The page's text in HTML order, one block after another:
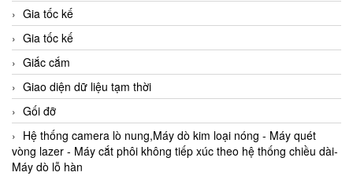
Gia tốc kế
Gia tốc kế
Giắc cắm
Giao diện dữ liệu tạm thời
Gối đỡ
Hệ thống camera lò nung,Máy dò kim loại nóng - Máy quét
vòng lazer - Máy cắt phôi không tiếp xúc theo hệ thống chiều dài-
Máy dò lỗ hàn